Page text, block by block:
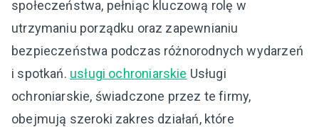
społeczeństwa, pełniąc kluczową rolę w
utrzymaniu porządku oraz zapewnianiu
bezpieczeństwa podczas różnorodnych wydarzeń
i spotkań. usługi ochroniarskie Usługi
ochroniarskie, świadczone przez te firmy,
obejmują szeroki zakres działań, które